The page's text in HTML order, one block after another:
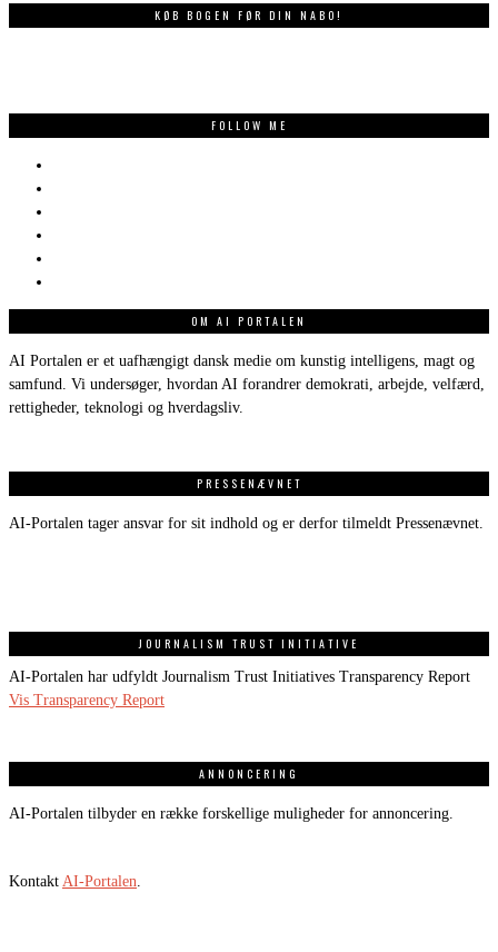
KØB BOGEN FØR DIN NABO!
FOLLOW ME
OM AI PORTALEN
AI Portalen er et uafhængigt dansk medie om kunstig intelligens, magt og
samfund. Vi undersøger, hvordan AI forandrer demokrati, arbejde, velfærd,
rettigheder, teknologi og hverdagsliv.
PRESSENÆVNET
AI-Portalen tager ansvar for sit indhold og er derfor tilmeldt Pressenævnet.
JOURNALISM TRUST INITIATIVE
AI-Portalen har udfyldt Journalism Trust Initiatives Transparency Report
Vis Transparency Report
ANNONCERING
AI-Portalen tilbyder en række forskellige muligheder for annoncering.
Kontakt AI-Portalen